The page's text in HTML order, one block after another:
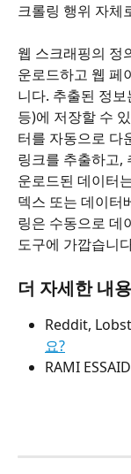
크롤링 행위 자체
웹 스크래핑의 정
운로드하고 웹 페
니다. 추출된 정
등)에 저장할 수
터를 자동으로 다
링크를 추출하고,
운로드된 데이터
덱스 또는 데이터
링은 수동으로 데
도구에 가깝습니
더 자세한 내
Reddit,
요?
RAMI